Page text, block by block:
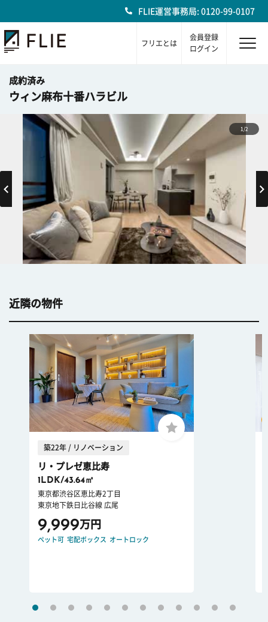
FLIE運営事務局: 0120-99-0107
フリエとは
会員登録
ログイン
成約済み
ウィン麻布十番ハラビル
1/2
近隣の物件
築22年 / リノベーション
リ・プレゼ恵比寿
1LDK/43.64㎡
東京都渋谷区恵比寿2丁目
東京地下鉄日比谷線 広尾
9,999万円
ペット可 宅配ボックス オートロック